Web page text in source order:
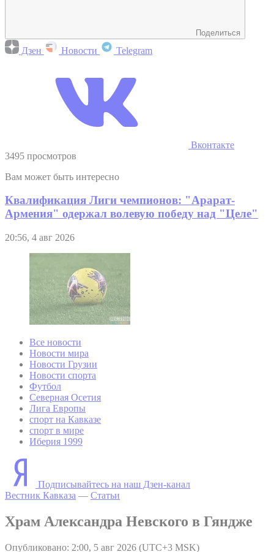
Поделиться
Дзен Новости Telegram
Вконтакте
3495 просмотров
Вам может быть интересно
Квалификация Лиги чемпионов: "Арарат-
Армения" одержал волевую победу над "Целе"
20:56, 4 авг 2026
Все новости
Новости мира
Новости Грузии
Новости спорта
Футбол
Северная Осетия
Лига Европы
спорт на Кавказе
спорт в мире
Иберия 1999
Подписывайтесь на наш Дзен-канал
Вестник Кавказа — Статьи
Храм Александра Невского в Гяндже
Опубликовано: 2:00, 5 авг 2026 (UTC+3 MSK)